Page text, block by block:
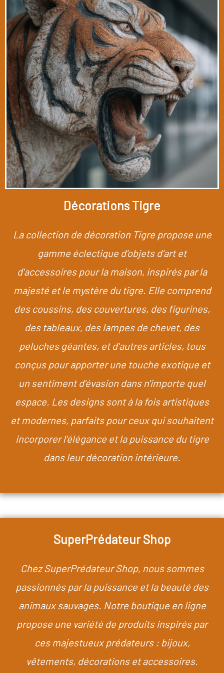
Décorations Tigre
La collection de décoration Tigre propose une
gamme éclectique d'objets d'art et
d'accessoires pour la maison, inspirés par la
majesté et le mystère du tigre. Elle comprend
des coussins, des couvertures, des figurines,
des tableaux, des lampes de chevet, des
peluches géantes, et d'autres articles, tous
conçus pour apporter une touche exotique et
un sentiment d'évasion dans n'importe quel
espace. Les designs sont à la fois artistiques
et modernes, parfaits pour ceux qui souhaitent
incorporer l'élégance et la puissance du tigre
dans leur décoration intérieure.
SuperPrédateur Shop
Chez SuperPrédateur Shop, nous sommes
passionnés par la puissance et la beauté des
animaux sauvages. Notre boutique en ligne
propose une variété de produits inspirés par
ces majestueux prédateurs : bijoux,
vêtements, décorations et accessoires.